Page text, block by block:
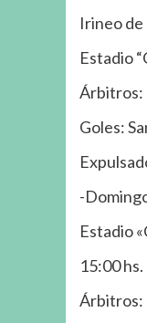
Irineo de
Estadio
Árbitros:
Goles:
-
Estadio
15:00
Árbitros: